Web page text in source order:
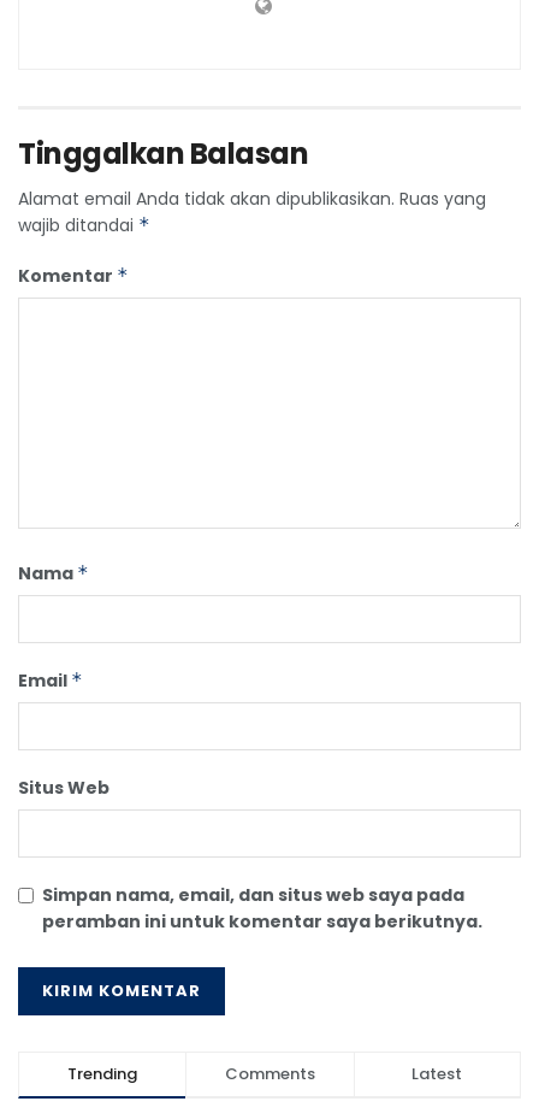
Tinggalkan Balasan
Alamat email Anda tidak akan dipublikasikan. Ruas yang
wajib ditandai *
Komentar *
Nama *
Email *
Situs Web
Simpan nama, email, dan situs web saya pada
peramban ini untuk komentar saya berikutnya.
Trending Comments Latest